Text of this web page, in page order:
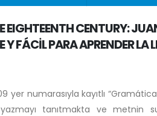
CENTURY:
FÁCİL PARA APRENDER LA
yer numarasıyla kayıtlı
tanıtmakta ve metnin